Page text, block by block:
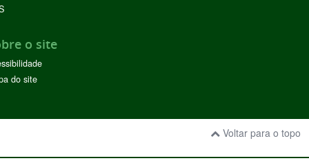
o site
do site
Voltar para o topo